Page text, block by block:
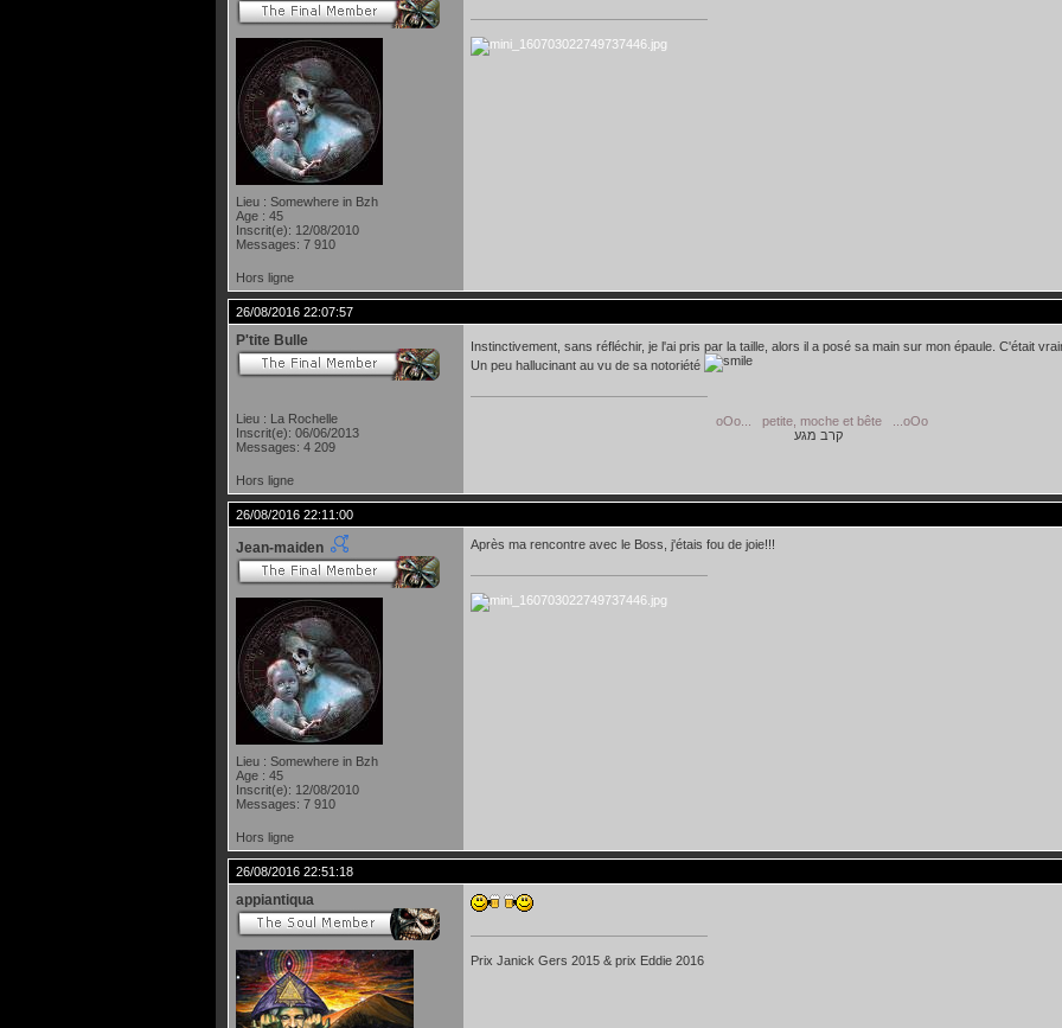
Lieu : Somewhere in Bzh
Age : 45
Inscrit(e): 12/08/2010
Messages: 7 910
Hors ligne
26/08/2016 22:07:57
P'tite Bulle
Lieu : La Rochelle
Inscrit(e): 06/06/2013
Messages: 4 209
Instinctivement, sans réfléchir, je l'ai pris par la taille, alors il a posé sa main sur mon épaule. C'était
Un peu hallucinant au vu de sa notoriété
oOo... petite, moche et bête ...oOo
קרב מגע
Hors ligne
26/08/2016 22:11:00
Jean-maiden
Lieu : Somewhere in Bzh
Age : 45
Inscrit(e): 12/08/2010
Messages: 7 910
Après ma rencontre avec le Boss, j'étais fou de joie!!!
Hors ligne
26/08/2016 22:51:18
appiantiqua
Prix Janick Gers 2015 & prix Eddie 2016